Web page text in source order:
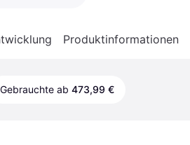
Produktinformationen
Gebrauchte ab 473,99 €